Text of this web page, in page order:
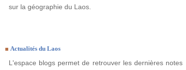
sur la géographie du Laos.
Actualités du Laos
L'espace blogs permet de retrouver les dernières notes